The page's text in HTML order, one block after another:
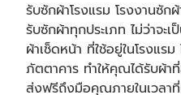
รับซักผ้าโรงแรม โรงงานซั
รับซักผ้าทุกประเภท ไม่ว่าจะ
ผ้าเช็ดหน้า ที่ใช้อยู่ในโรงแร
ภัตตาคาร ทำให้คุณได้รับผ้า
ส่งฟรีถึงมือคุณภายในเวลา